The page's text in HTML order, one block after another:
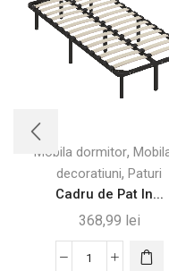
Mobila dormitor,
decoratiuni, Paturi
Cadru de Pat In...
368,99 lei
Cantitate